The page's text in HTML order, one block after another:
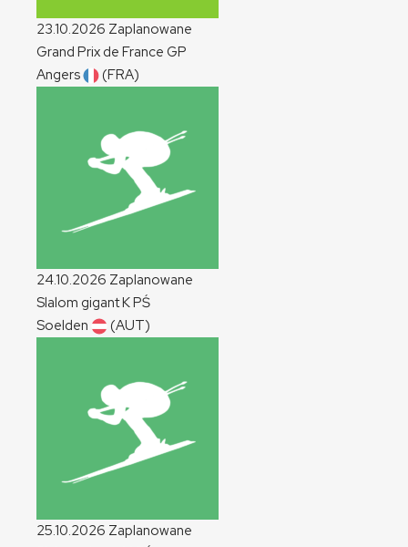
23.10.2026 Zaplanowane
Grand Prix de France GP
Angers
(FRA)
24.10.2026 Zaplanowane
Slalom gigantKPŚ
Soelden
(AUT)
25.10.2026 Zaplanowane